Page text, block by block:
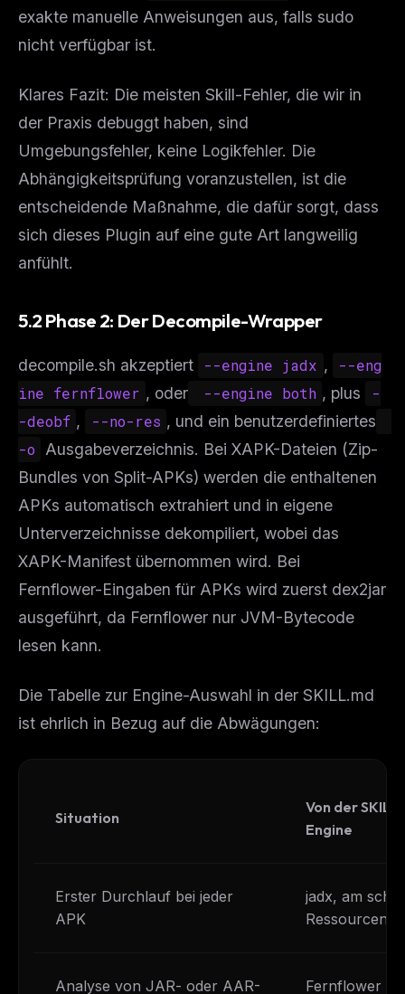
exakte manuelle Anweisungen aus, falls sudo
nicht verfügbar ist.
Klares Fazit: Die meisten Skill-Fehler, die wir in
der Praxis debuggt haben, sind
Umgebungsfehler, keine Logikfehler. Die
Abhängigkeitsprüfung voranzustellen, ist die
entscheidende Maßnahme, die dafür sorgt, dass
sich dieses Plugin auf eine gute Art langweilig
anfühlt.
5.2 Phase 2: Der Decompile-Wrapper
decompile.sh akzeptiert --engine jadx ,
--eng
ine fernflower , oder --engine both , plus
-
-deobf , --no-res , und ein benutzerdefiniertes
-o Ausgabeverzeichnis. Bei XAPK-Dateien (Zip-
Bundles von Split-APKs) werden die enthaltenen
APKs automatisch extrahiert und in eigene
Unterverzeichnisse dekompiliert, wobei das
XAPK-Manifest übernommen wird. Bei
Fernflower-Eingaben für APKs wird zuerst dex2jar
ausgeführt, da Fernflower nur JVM-Bytecode
lesen kann.
Die Tabelle zur Engine-Auswahl in der SKILL.md
ist ehrlich in Bezug auf die Abwägungen:
Situation
Von der
Engine
Erster Durchlauf bei jeder
APK
jadx, am
Ressourcen
Analyse von JAR- oder AAR- Fernflower